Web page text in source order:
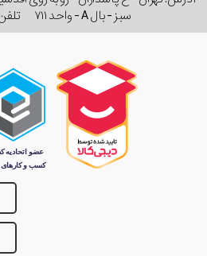
سبز - بال A - واحد ۷۱۱